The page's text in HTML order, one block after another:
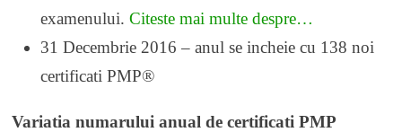
examenului. Citeste mai multe despre…
31 Decembrie 2016 – anul se incheie cu 138 noi
certificati PMP®
Variatia numarului anual de certificati PMP